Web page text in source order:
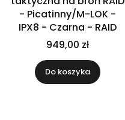
- Picatinny/M-LOK -
IPX8 - Czarna - RAID
949,00 zł
Do koszyka